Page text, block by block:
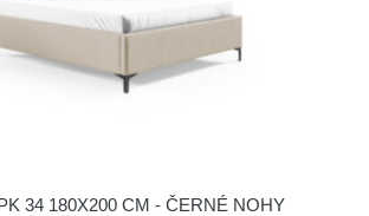
34 180X200 CM - ČERNÉ NOHY